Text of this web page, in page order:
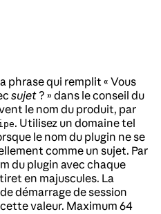
phrase qui remplit « Vous
sujet ? » dans le conseil du
le nom du produit, par
. Utilisez un domaine tel
le nom du plugin ne se
comme un sujet. Par
du plugin avec chaque
en majuscules. La
démarrage de session
valeur. Maximum 64